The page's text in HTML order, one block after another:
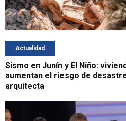
Actualidad
Sismo en Junín y El Niño:
aumentan el riesgo de
arquitecta